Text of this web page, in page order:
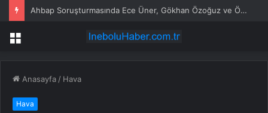
Ahbap Soruşturmasında Ece Üner, Gökhan Özoğuz ve Öykü Serter Tanık Olarak İfade Vermek Üzere Adliyeye Geldi
Menü
Anasayfa / Hava
Hava